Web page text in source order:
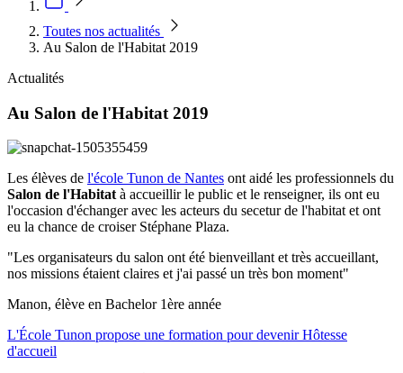
Toutes nos actualités
Au Salon de l'Habitat 2019
Actualités
Au Salon de l'Habitat 2019
Les élèves de l'école Tunon de Nantes ont aidé les professionnels du
Salon de l'Habitatà accueillir le public et le renseigner, ils ont eu
l'occasion d'échanger avec les acteurs du secetur de l'habitat et ont
eu la chance de croiser Stéphane Plaza.
"Les organisateurs du salon ont été bienveillant et très accueillant,
nos missions étaient claires et j'ai passé un très bon moment"
Manon, élève en Bachelor 1ère année
L'École Tunon propose une formation pour devenir Hôtesse
d'accueil